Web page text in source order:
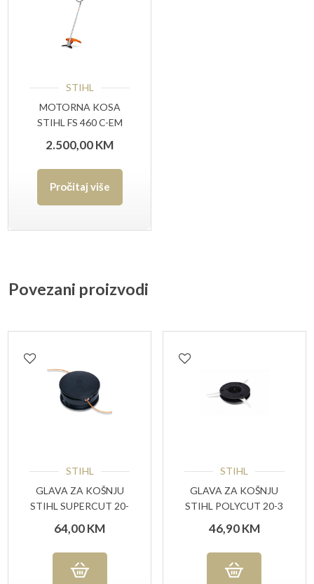
STIHL
MOTORNA KOSA
STIHL FS 460 C-EM
2.500,00KM
Pročitaj više
Povezani proizvodi
STIHL
GLAVA ZA KOŠNJU
STIHL SUPERCUT 20-
2
64,00KM
STIHL
GLAVA ZA KOŠNJU
STIHL POLYCUT 20-3
46,90KM